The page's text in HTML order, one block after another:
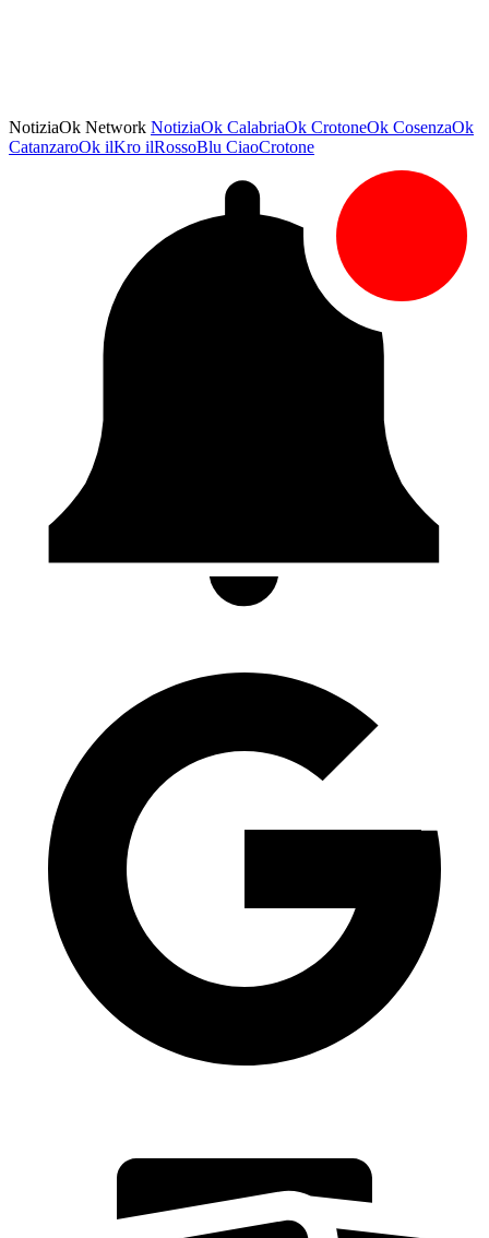
NotiziaOk Network NotiziaOk CalabriaOk CrotoneOk CosenzaOk
CatanzaroOk ilKro ilRossoBlu CiaoCrotone